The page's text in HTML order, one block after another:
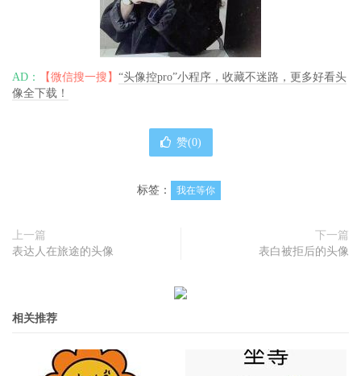
AD： 【微信搜一搜】 “头像控pro”小程序，收藏不迷路，更多好看头
像全下载！
赞(0)
标签： 我在等你
上一篇
表达人在旅途的头像
下一篇
表白被拒后的头像
相关推荐